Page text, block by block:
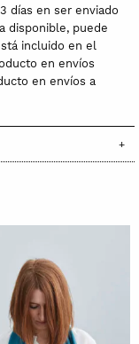
días en ser enviado
disponible, puede
incluido en el
en envíos
en envíos a